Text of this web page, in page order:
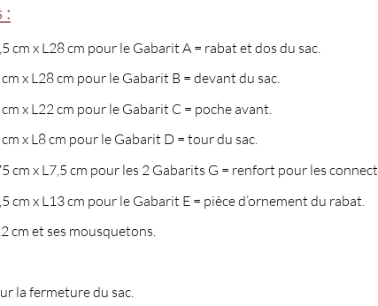
:
cm x L28 cm pour le Gabarit A = rabat et dos du sac.
x L28 cm pour le Gabarit B = devant du sac.
x L22 cm pour le Gabarit C = poche avant.
x L8 cm pour le Gabarit D = tour du sac.
cm x L7,5 cm pour les 2 Gabarits G = renfort pour les
cm x L13 cm pour le Gabarit E = pièce d’ornement du rabat.
cm et ses mousquetons.
la fermeture du sac.